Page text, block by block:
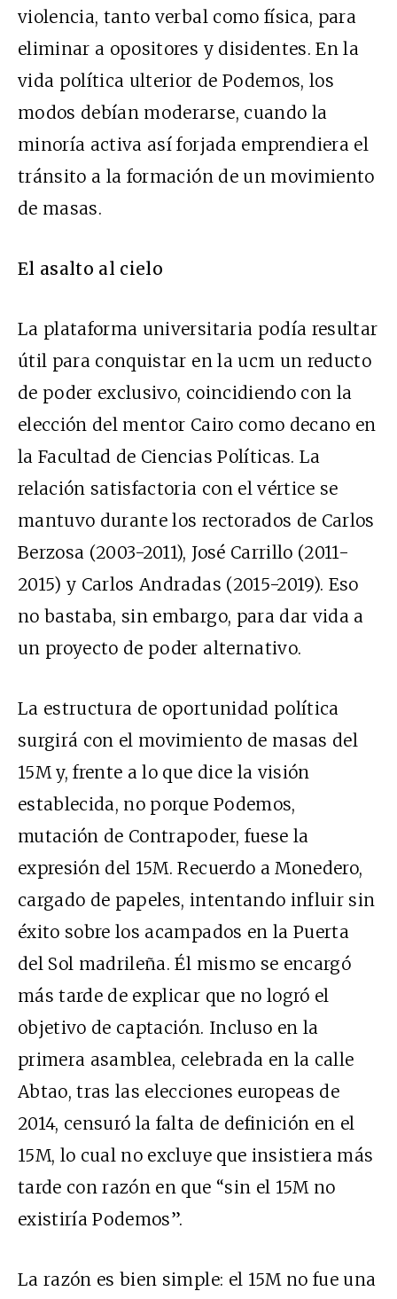
violencia, tanto verbal como física, para
eliminar a opositores y disidentes. En la
vida política ulterior de Podemos, los
modos debían moderarse, cuando la
minoría activa así forjada emprendiera el
tránsito a la formación de un movimiento
de masas.
El asalto al cielo
La plataforma universitaria podía resultar
útil para conquistar en la ucm un reducto
de poder exclusivo, coincidiendo con la
elección del mentor Cairo como decano en
la Facultad de Ciencias Políticas. La
relación satisfactoria con el vértice se
mantuvo durante los rectorados de Carlos
Berzosa (2003-2011), José Carrillo (2011-
2015) y Carlos Andradas (2015-2019). Eso
no bastaba, sin embargo, para dar vida a
un proyecto de poder alternativo.
La estructura de oportunidad política
surgirá con el movimiento de masas del
15M y, frente a lo que dice la visión
establecida, no porque Podemos,
mutación de Contrapoder, fuese la
expresión del 15M. Recuerdo a Monedero,
cargado de papeles, intentando influir sin
éxito sobre los acampados en la Puerta
del Sol madrileña. Él mismo se encargó
más tarde de explicar que no logró el
objetivo de captación. Incluso en la
primera asamblea, celebrada en la calle
Abtao, tras las elecciones europeas de
2014, censuró la falta de definición en el
15M, lo cual no excluye que insistiera más
tarde con razón en que “sin el 15M no
existiría Podemos”.
La razón es bien simple: el 15M no fue una